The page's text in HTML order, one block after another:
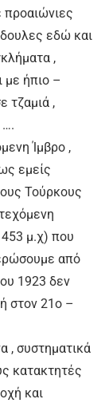
προαιώνιες
εδώ και
,
με ήπιο –
τζαμιά ,
….
Ίμβρο ,
εμείς
Τούρκους
μ.χ) που
από
1923 δεν
στον 21ο –
, συστηματικά
κατακτητές
και